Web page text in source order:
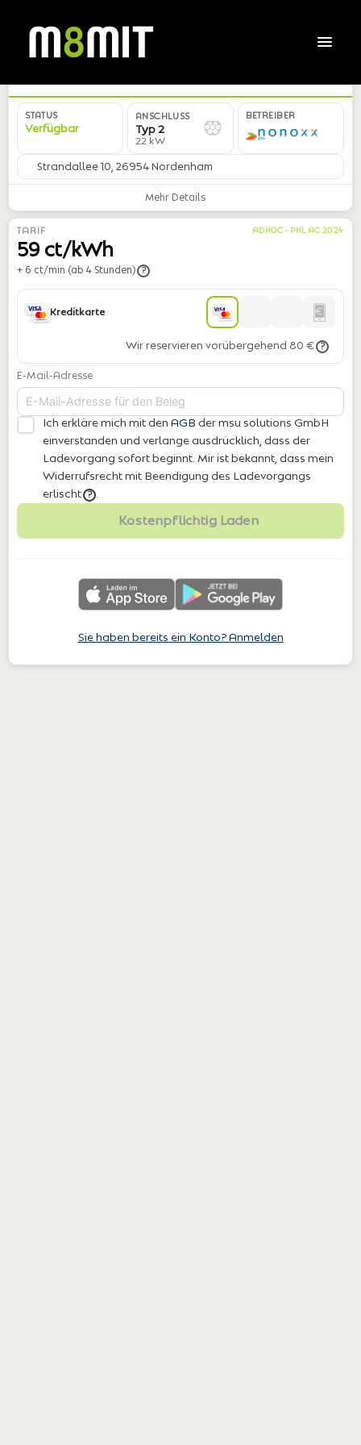
STATUS
Verfügbar
ANSCHLUSS
Typ 2
22 kW
BETREIBER
Strandallee 10, 26954 Nordenham
Mehr Details
TARIF ADHOC - PHL AC 2024
59 ct/kWh
+ 6 ct/min (ab 4 Stunden) ?
Kreditkarte
Wir reservieren vorübergehend 80 € ?
E-Mail-Adresse
Ich erkläre mich mit den AGB der msu solutions GmbH
einverstanden und verlange ausdrücklich, dass der
Ladevorgang sofort beginnt. Mir ist bekannt, dass mein
Widerrufsrecht mit Beendigung des Ladevorgangs
erlischt
? .
Kostenpflichtig Laden
Sie haben bereits ein Konto? Anmelden